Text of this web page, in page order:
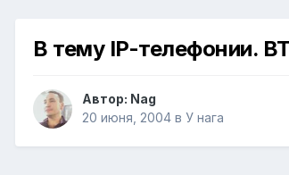
В тему IP-телефонии.
Автор: Nag
20 июня, 2004 в У нага